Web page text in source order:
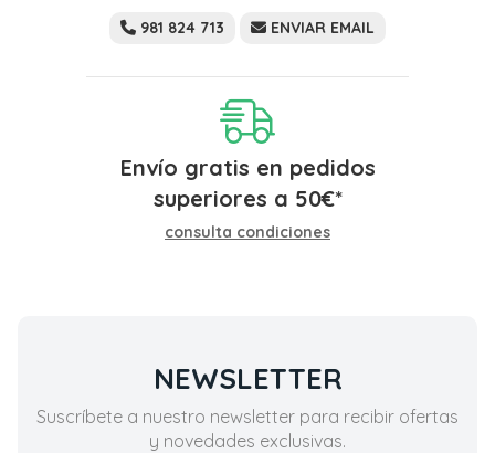
981 824 713 ENVIAR EMAIL
Envío gratis en pedidos
superiores a 50€*
consulta condiciones
NEWSLETTER
Suscríbete a nuestro newsletter para recibir ofertas
y novedades exclusivas.